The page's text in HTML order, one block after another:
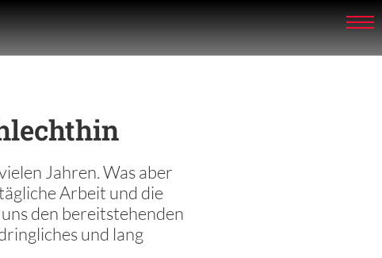
Jahren. Was aber
Arbeit und die
den bereitstehenden
und lang